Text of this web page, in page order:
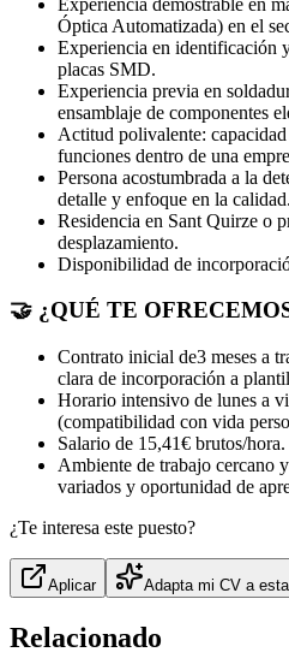
Óptica Automatizada) en el
Experiencia en identificación
placas SMD.
Experiencia previa en
ensamblaje de componentes
Actitud polivalente: capacidad
funciones dentro de una
Persona acostumbrada a la
detalle y enfoque en la calidad.
Residencia en Sant Quirze o
desplazamiento.
Disponibilidad de
🤝 ¿QUÉ TE
Contrato inicial de3 meses a
clara de incorporación a
Horario intensivo de lunes a
(compatibilidad con vida
Salario de 15,41€ brutos/hora.
Ambiente de trabajo cercano
variados y oportunidad de
¿Te interesa este puesto?
Aplicar Adapta mi CV a
Relacionado